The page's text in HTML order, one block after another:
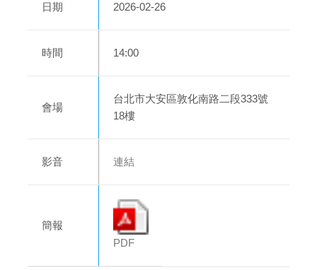
日期 2026-02-26
時間 14:00
會場
台北市大安區敦化南路二段333號
18樓
影音 連結
簡報
PDF